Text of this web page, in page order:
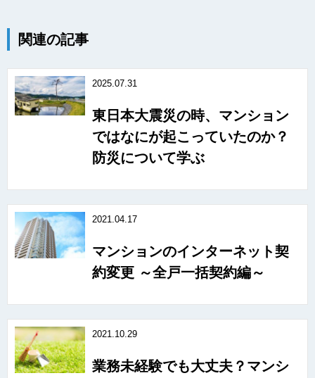
関連の記事
2025.07.31
東日本大震災の時、マンション
ではなにが起こっていたのか？
防災について学ぶ
2021.04.17
マンションのインターネット契
約変更 ～全戸一括契約編～
2021.10.29
業務未経験でも大丈夫？マンシ